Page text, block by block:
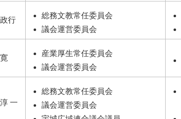
行
総務文教常任委員会
議会運営委員会
産業厚生常任委員会
議会運営委員会
一
総務文教常任委員会
議会運営委員会